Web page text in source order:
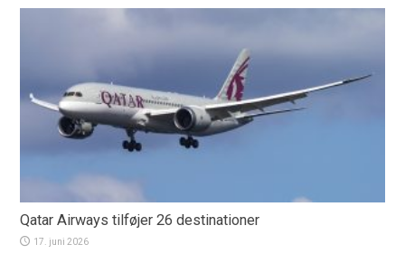
Qatar Airways tilføjer 26 destinationer
17. juni 2026